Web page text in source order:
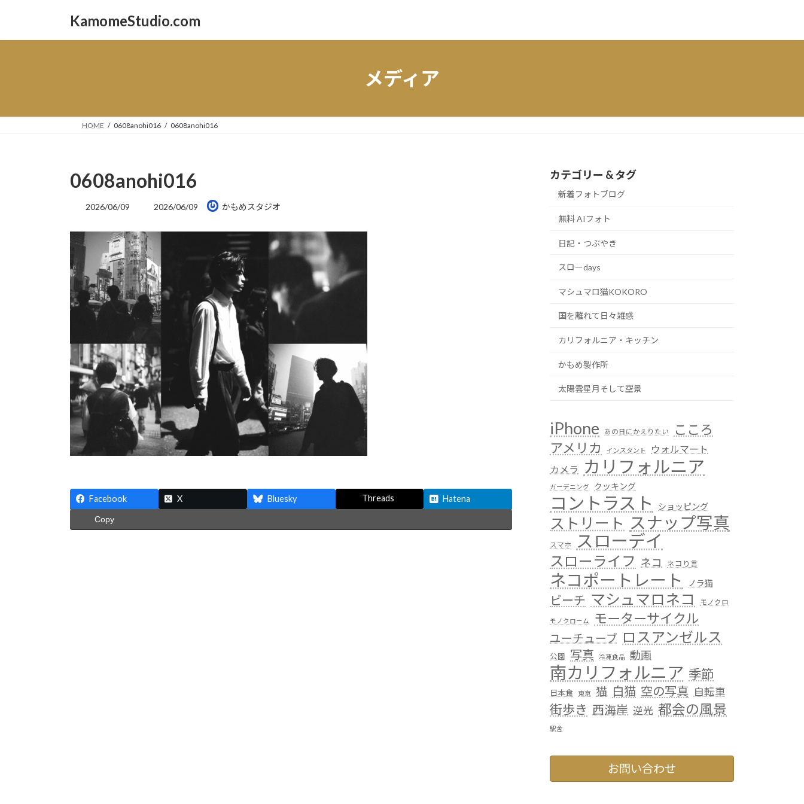
KamomeStudio.com
メディア
HOME 0608anohi016 0608anohi016
0608anohi016
2026/06/09
最
時
:
2026/06/09 かもめスタジオ
Facebook X Bluesky Threads Hatena
Copy
カテゴリー & タグ
新着フォトブログ
無料 AIフォト
日記・つぶやき
スローdays
マシュマロ猫KOKORO
国を離れて日々雑感
カリフォルニア・キッチン
かもめ製作所
太陽雲星月そして空景
iPhone あの日にかえりたい
こころ
アメリカ
インスタント
ウォルマート
カメラ
カリフォルニア
ガーデニング クッキング
コントラスト ショッピング
ストリート スナップ写真
スマホ スローデイ
スローライフ ネコ ネコり言
ネコポートレート ノラ猫
ビーチ マシュマロネコ モノクロ
モノクローム モーターサイクル
ユーチューブ ロスアンゼルス
公園 写真 冷凍食品 動画
南カリフォルニア 季節
日本食 東京 猫 白猫 空の写真 自転車
街歩き 西海岸 逆光 都会の風景
駅舎
お問い合わせ